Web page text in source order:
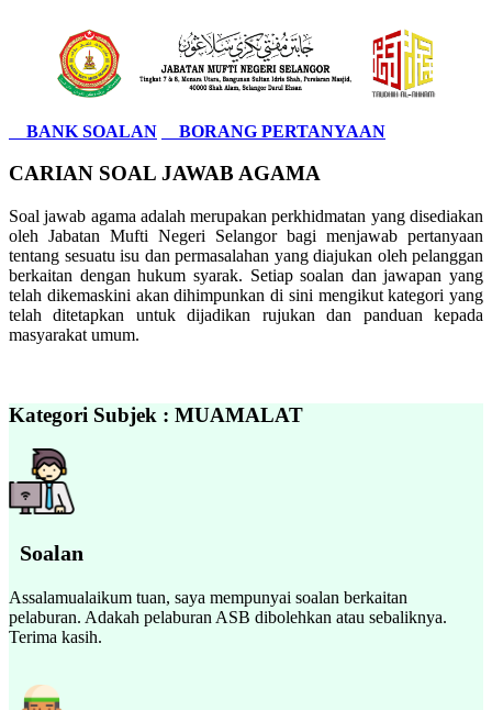
BANK SOALAN BORANG PERTANYAAN
CARIAN SOAL JAWAB AGAMA
Soal jawab agama adalah merupakan perkhidmatan yang disediakan
oleh Jabatan Mufti Negeri Selangor bagi menjawab pertanyaan
tentang sesuatu isu dan permasalahan yang diajukan oleh pelanggan
berkaitan dengan hukum syarak. Setiap soalan dan jawapan yang
telah dikemaskini akan dihimpunkan di sini mengikut kategori yang
telah ditetapkan untuk dijadikan rujukan dan panduan kepada
masyarakat umum.
Kategori Subjek : MUAMALAT
Soalan
Assalamualaikum tuan, saya mempunyai soalan berkaitan
pelaburan. Adakah pelaburan ASB dibolehkan atau sebaliknya.
Terima kasih.